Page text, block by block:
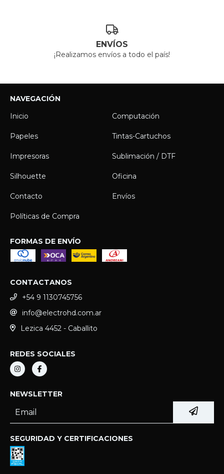
ENVÍOS
¡Realizamos envíos a todo el país!
NAVEGACIÓN
Inicio
Computación
Papeles Tintas-Cartuchos
Impresoras Sublimación / DTF
Silhouette Oficina
Contacto Envíos
Políticas de Compra
FORMAS DE ENVÍO
CONTACTANOS
+54 9 1130745756
info@electrohd.com.ar
Lezica 4452 - Caballito
REDES SOCIALES
NEWSLETTER
SEGURIDAD Y CERTIFICACIONES